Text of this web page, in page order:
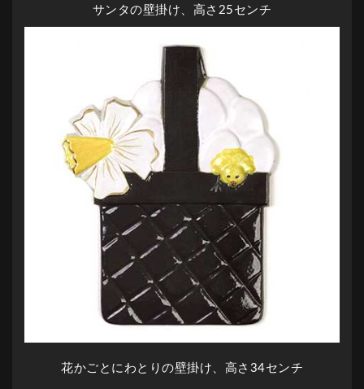
サンタの壁掛け、高さ25センチ
花かごとにわとりの壁掛け、高さ34センチ